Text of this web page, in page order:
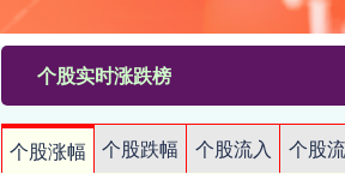
个股实时涨跌榜
个股涨幅 个股跌幅 个股流入 个股